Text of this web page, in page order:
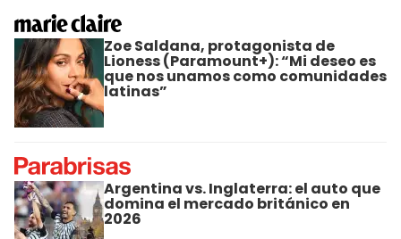
Zoe Saldana, protagonista de
Lioness (Paramount+): “Mi deseo es
que nos unamos como comunidades
latinas”
Argentina vs. Inglaterra: el auto que
domina el mercado británico en
2026